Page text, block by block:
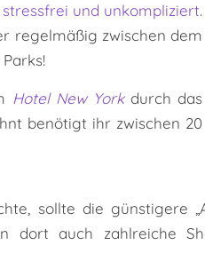
und unkompliziert.
regelmäßig zwischen dem
Hotel New Yorkdurch das
benötigt ihr zwischen 20
sollte die günstigere
dort auch zahlreiche